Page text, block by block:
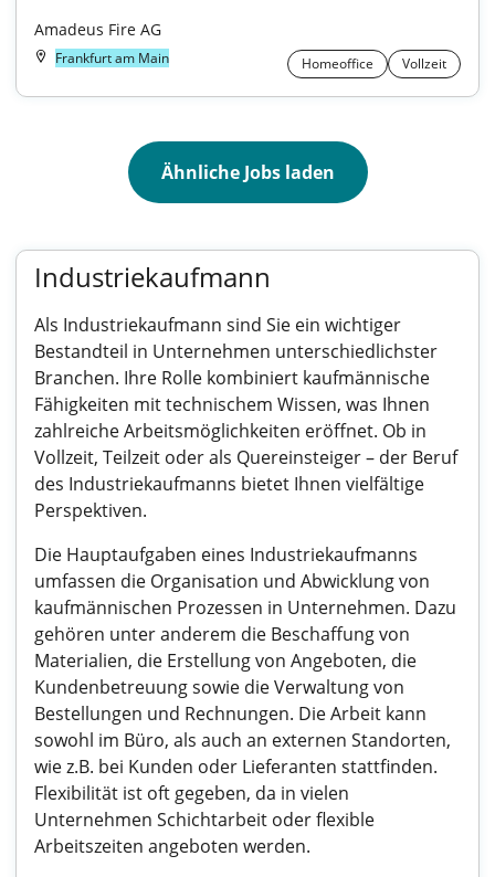
Amadeus Fire AG
Frankfurt am Main Homeoffice Vollzeit
Ähnliche Jobs laden
Industriekaufmann
Als Industriekaufmann sind Sie ein wichtiger
Bestandteil in Unternehmen unterschiedlichster
Branchen. Ihre Rolle kombiniert kaufmännische
Fähigkeiten mit technischem Wissen, was Ihnen
zahlreiche Arbeitsmöglichkeiten eröffnet. Ob in
Vollzeit, Teilzeit oder als Quereinsteiger – der Beruf
des Industriekaufmanns bietet Ihnen vielfältige
Perspektiven.
Die Hauptaufgaben eines Industriekaufmanns
umfassen die Organisation und Abwicklung von
kaufmännischen Prozessen in Unternehmen. Dazu
gehören unter anderem die Beschaffung von
Materialien, die Erstellung von Angeboten, die
Kundenbetreuung sowie die Verwaltung von
Bestellungen und Rechnungen. Die Arbeit kann
sowohl im Büro, als auch an externen Standorten,
wie z.B. bei Kunden oder Lieferanten stattfinden.
Flexibilität ist oft gegeben, da in vielen
Unternehmen Schichtarbeit oder flexible
Arbeitszeiten angeboten werden.